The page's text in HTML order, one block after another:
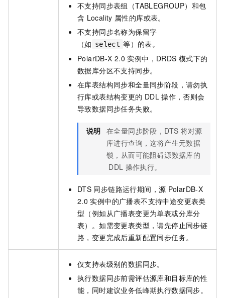
不支持同步表组（TABLEGROUP）和包
含 Locality 属性的库或表。
不支持同步名称为保留字
（如 select 等）的表。
PolarDB-X 2.0 实例中，DRDS 模式下的
数据库分区不支持同步。
在库表结构同步和全量同步阶段，请勿执
行库或表结构变更的 DDL 操作，否则会
导致数据同步任务失败。
说明 在全量同步阶段，DTS 将对源
库进行查询，这将产生元数据
锁，从而可能阻碍源数据库的
DDL 操作执行。
DTS 同步链路运行期间，源 PolarDB-X
2.0 实例中的广播表不支持中途变更表类
型（例如从广播表变更为单表或分库分
表）。如需变更表类型，请先停止同步链
路，变更完成后重新配置同步任务。
仅支持表级别的数据同步。
执行数据同步前需评估源库和目标库的性
能，同时建议业务低峰期执行数据同步。